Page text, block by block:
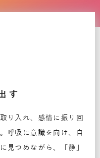
す
り入れ、感情に振り回
呼吸に意識を向け、自
見つめながら、「静」